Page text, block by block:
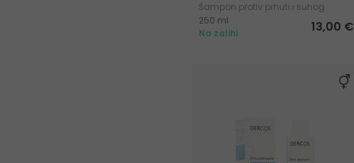
Šampon protiv prhuti i suhog
vlasišta
250 ml
Na zalihi
13,00 €